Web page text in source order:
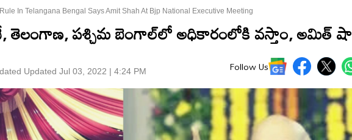
In Telangana Bengal Says Amit Shah At Bjp National Executive Meeting
తెలంగాణ, పశ్చిమ బెంగాల్‌లో అధికారంలోకి వ‌స్తాం, అమిత్ షా
Updated Jul 03, 2022 | 4:24 PM Follow Us